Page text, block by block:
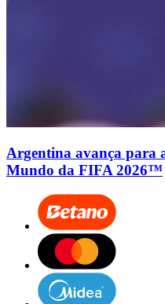
Argentina avança para
Mundo da FIFA 2026™